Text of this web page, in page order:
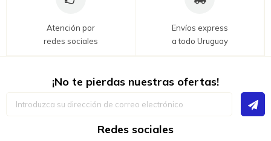
Atención por
redes sociales
Envíos express
a todo Uruguay
¡No te pierdas nuestras ofertas!
Redes sociales